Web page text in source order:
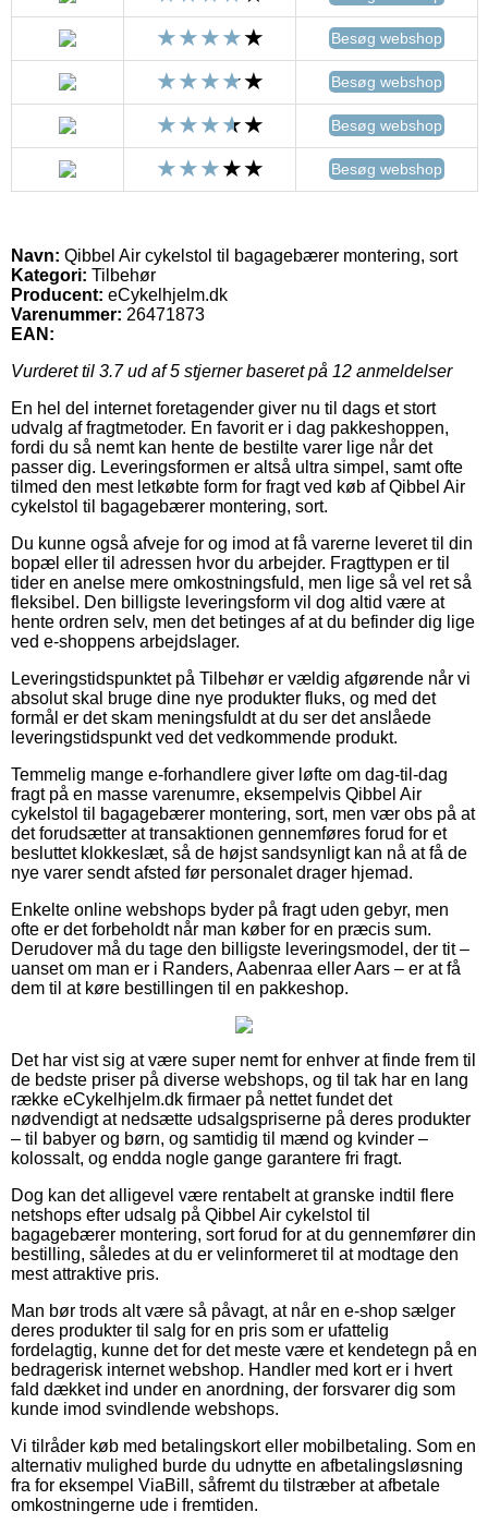
Besøg webshop
Besøg webshop
Besøg webshop
Besøg webshop
Navn: Qibbel Air cykelstol til bagagebærer montering, sort
Kategori: Tilbehør
Producent: eCykelhjelm.dk
Varenummer: 26471873
EAN:
Vurderet til 3.7ud af 5 stjerner baseret på 12 anmeldelser
En hel del internet foretagender giver nu til dags et stort
udvalg af fragtmetoder. En favorit er i dag pakkeshoppen,
fordi du så nemt kan hente de bestilte varer lige når det
passer dig. Leveringsformen er altså ultra simpel, samt ofte
tilmed den mest letkøbte form for fragt ved køb af Qibbel Air
cykelstol til bagagebærer montering, sort.
Du kunne også afveje for og imod at få varerne leveret til din
bopæl eller til adressen hvor du arbejder. Fragttypen er til
tider en anelse mere omkostningsfuld, men lige så vel ret så
fleksibel. Den billigste leveringsform vil dog altid være at
hente ordren selv, men det betinges af at du befinder dig lige
ved e-shoppens arbejdslager.
Leveringstidspunktet på Tilbehør er vældig afgørende når vi
absolut skal bruge dine nye produkter fluks, og med det
formål er det skam meningsfuldt at du ser det anslåede
leveringstidspunkt ved det vedkommende produkt.
Temmelig mange e-forhandlere giver løfte om dag-til-dag
fragt på en masse varenumre, eksempelvis Qibbel Air
cykelstol til bagagebærer montering, sort, men vær obs på at
det forudsætter at transaktionen gennemføres forud for et
besluttet klokkeslæt, så de højst sandsynligt kan nå at få de
nye varer sendt afsted før personalet drager hjemad.
Enkelte online webshops byder på fragt uden gebyr, men
ofte er det forbeholdt når man køber for en præcis sum.
Derudover må du tage den billigste leveringsmodel, der tit –
uanset om man er i Randers, Aabenraa eller Aars – er at få
dem til at køre bestillingen til en pakkeshop.
Det har vist sig at være super nemt for enhver at finde frem til
de bedste priser på diverse webshops, og til tak har en lang
række eCykelhjelm.dk firmaer på nettet fundet det
nødvendigt at nedsætte udsalgspriserne på deres produkter
– til babyer og børn, og samtidig til mænd og kvinder –
kolossalt, og endda nogle gange garantere fri fragt.
Dog kan det alligevel være rentabelt at granske indtil flere
netshops efter udsalg på Qibbel Air cykelstol til
bagagebærer montering, sort forud for at du gennemfører din
bestilling, således at du er velinformeret til at modtage den
mest attraktive pris.
Man bør trods alt være så påvagt, at når en e-shop sælger
deres produkter til salg for en pris som er ufattelig
fordelagtig, kunne det for det meste være et kendetegn på en
bedragerisk internet webshop. Handler med kort er i hvert
fald dækket ind under en anordning, der forsvarer dig som
kunde imod svindlende webshops.
Vi tilråder køb med betalingskort eller mobilbetaling. Som en
alternativ mulighed burde du udnytte en afbetalingsløsning
fra for eksempel ViaBill, såfremt du tilstræber at afbetale
omkostningerne ude i fremtiden.